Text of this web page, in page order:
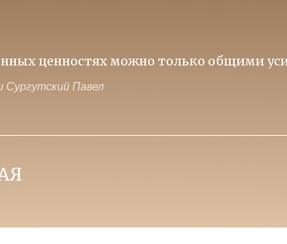
ценностях можно только общими
Павел